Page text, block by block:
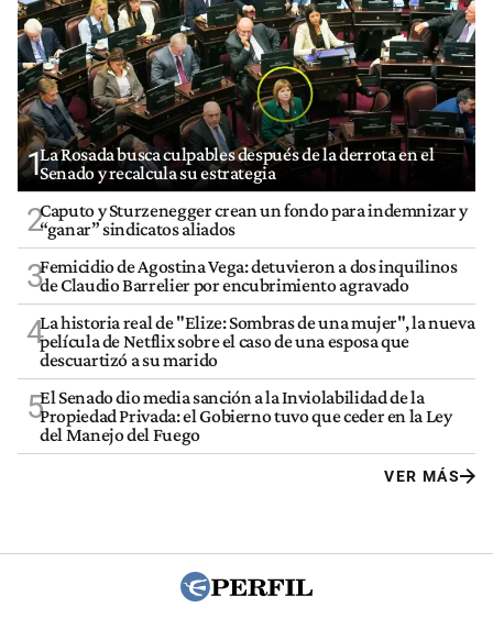
1La Rosada busca culpables después de la derrota en el
Senado y recalcula su estrategia
2Caputo y Sturzenegger crean un fondo para indemnizar y
“ganar” sindicatos aliados
3Femicidio de Agostina Vega: detuvieron a dos inquilinos
de Claudio Barrelier por encubrimiento agravado
4La historia real de "Elize: Sombras de una mujer", la nueva
película de Netflix sobre el caso de una esposa que
descuartizó a su marido
5El Senado dio media sanción a la Inviolabilidad de la
Propiedad Privada: el Gobierno tuvo que ceder en la Ley
del Manejo del Fuego
VER MÁS